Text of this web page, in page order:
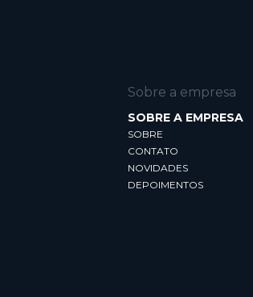
Sobre a empresa
SOBRE A EMPRESA
SOBRE
CONTATO
NOVIDADES
DEPOIMENTOS